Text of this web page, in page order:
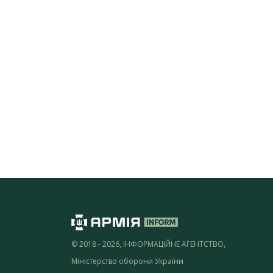
© 2018 - 2026, ІНФОРМАЦІЙНЕ АГЕНТСТВО,
Міністерство оборони України